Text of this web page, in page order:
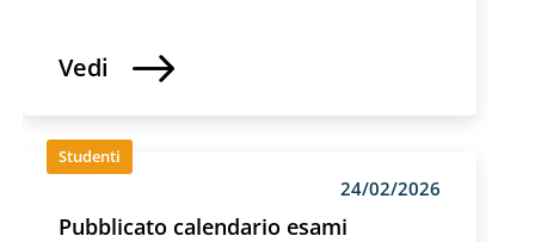
Vedi
Studenti
24/02/2026
Pubblicato calendario esami